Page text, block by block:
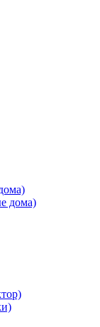
дома)